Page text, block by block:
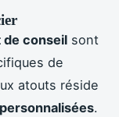
conseil sont
de
atouts réside
.